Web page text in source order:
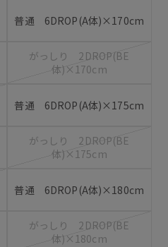
普通 6DROP(A体)×170cm
がっしり 2DROP(BE
体)×170cm
普通 6DROP(A体)×175cm
がっしり 2DROP(BE
体)×175cm
普通 6DROP(A体)×180cm
がっしり 2DROP(BE
体)×180cm